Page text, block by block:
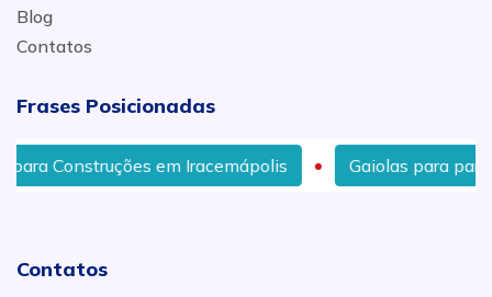
Blog
Contatos
Frases Posicionadas
em Iracemápolis Gaiolas para para
Contatos